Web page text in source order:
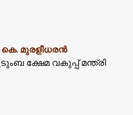
കെ. മുരളീധരൻ
ക്ഷേമ വകുപ്പ് മന്ത്രി